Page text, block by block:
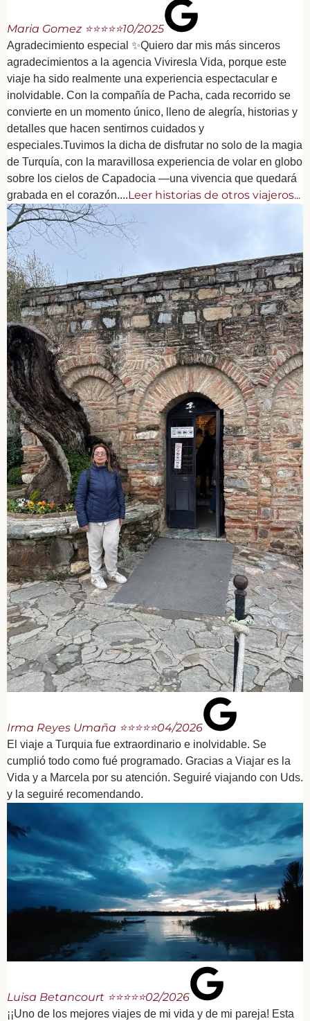
Maria Gomez ⭐⭐⭐⭐⭐10/2025
Agradecimiento especial ✨Quiero dar mis más sinceros
agradecimientos a la agencia Viviresla Vida, porque este
viaje ha sido realmente una experiencia espectacular e
inolvidable. Con la compañía de Pacha, cada recorrido se
convierte en un momento único, lleno de alegría, historias y
detalles que hacen sentirnos cuidados y
especiales.Tuvimos la dicha de disfrutar no solo de la magia
de Turquía, con la maravillosa experiencia de volar en globo
sobre los cielos de Capadocia —una vivencia que quedará
grabada en el corazón....Leer historias de otros viajeros...
Irma Reyes Umaña ⭐⭐⭐⭐⭐04/2026
El viaje a Turquia fue extraordinario e inolvidable. Se
cumplió todo como fué programado. Gracias a Viajar es la
Vida y a Marcela por su atención. Seguiré viajando con Uds.
y la seguiré recomendando.
Luisa Betancourt ⭐⭐⭐⭐⭐02/2026
¡¡Uno de los mejores viajes de mi vida y de mi pareja! Esta